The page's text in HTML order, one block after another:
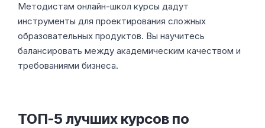
Методистам онлайн-школ курсы дадут
инструменты для проектирования сложных
образовательных продуктов. Вы научитесь
балансировать между академическим качеством и
требованиями бизнеса.
ТОП-5 лучших курсов по